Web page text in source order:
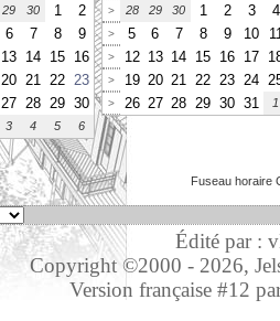
29 30 1 2
6 7 8 9
13 14 15 16
20 21 22 23
27 28 29 30
3 4 5 6
>
28 29 30 1 2 3 4
> 5 6 7 8 9 10
> 12 13 14 15 16 17
> 19 20 21 22 23 24
> 26 27 28 29 30 31 1
Fuseau horaire
Édité par :
Copyright ©2000 - 2026,
Version française #12